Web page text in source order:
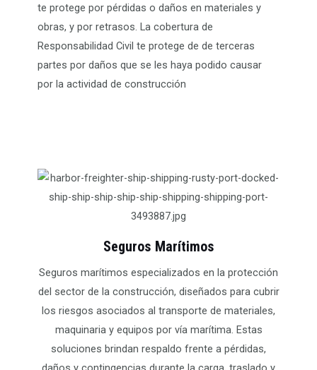
te protege por pérdidas o daños en materiales y
obras, y por retrasos. La cobertura de
Responsabilidad Civil te protege de de terceras
partes por daños que se les haya podido causar
por la actividad de construcción
Seguros Marítimos
Seguros marítimos especializados en la protección
del sector de la construcción, diseñados para cubrir
los riesgos asociados al transporte de materiales,
maquinaria y equipos por vía marítima. Estas
soluciones brindan respaldo frente a pérdidas,